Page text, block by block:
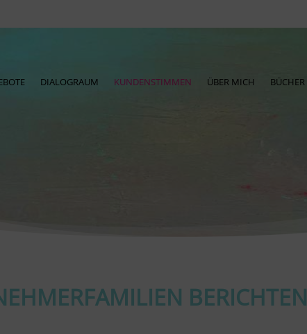
DIALOGRAUM KUNDENSTIMMEN ÜBER MICH BÜCHER
BERICHTEN